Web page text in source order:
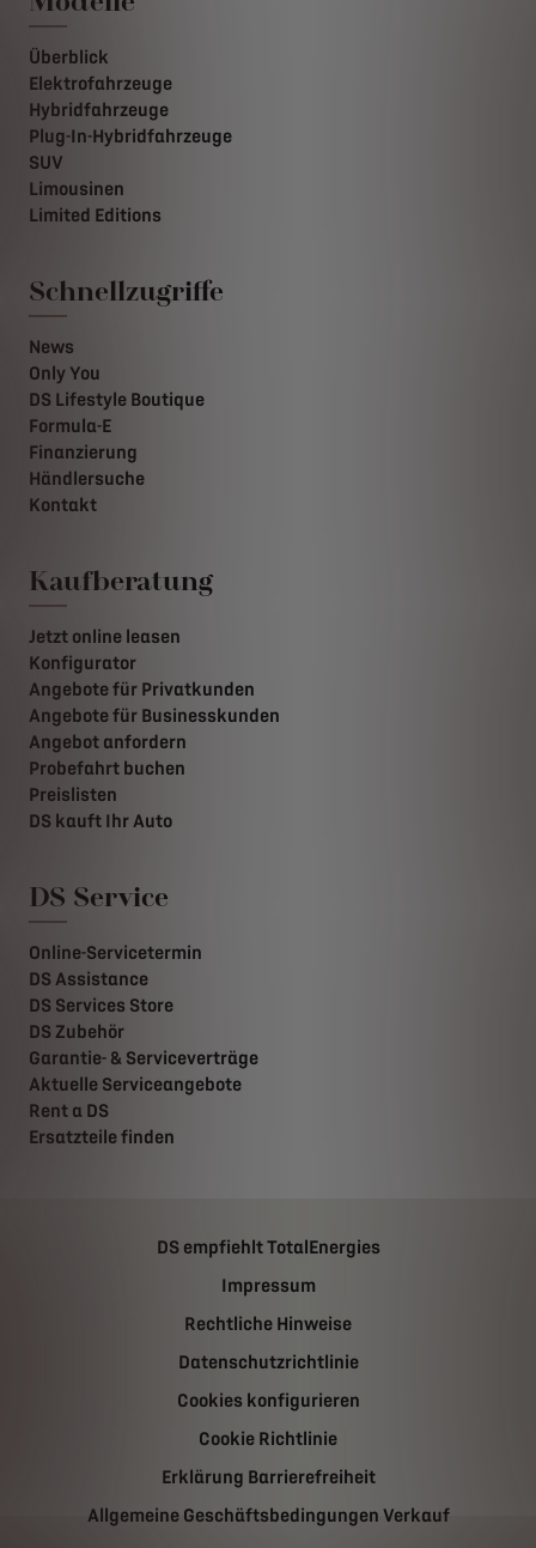
Überblick
Elektrofahrzeuge
Hybridfahrzeuge
Plug-In-Hybridfahrzeuge
SUV
Limousinen
Limited Editions
Schnellzugriffe
News
Only You
DS Lifestyle Boutique
Formula-E
Finanzierung
Händlersuche
Kontakt
Kaufberatung
Jetzt online leasen
Konfigurator
Angebote für Privatkunden
Angebote für Businesskunden
Angebot anfordern
Probefahrt buchen
Preislisten
DS kauft Ihr Auto
DS Service
Online-Servicetermin
DS Assistance
DS Services Store
DS Zubehör
Garantie- & Serviceverträge
Aktuelle Serviceangebote
Rent a DS
Ersatzteile finden
DS empfiehlt TotalEnergies
Impressum
Rechtliche Hinweise
Datenschutzrichtlinie
Cookies konfigurieren
Cookie Richtlinie
Erklärung Barrierefreiheit
Allgemeine Geschäftsbedingungen Verkauf